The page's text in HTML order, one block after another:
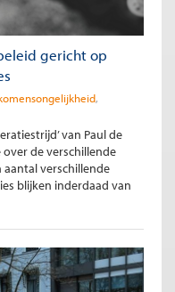
gericht op
van Paul de
de verschillende
verschillende
blijken inderdaad van